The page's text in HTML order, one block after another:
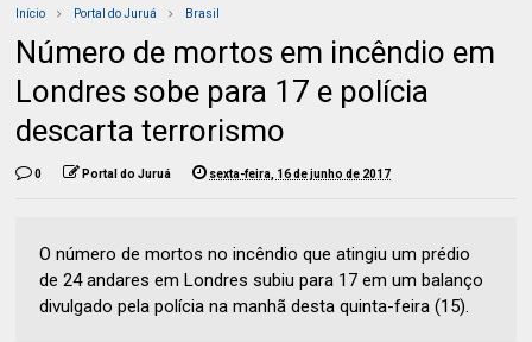
Início Portal do Juruá Brasil
Número de mortos em incêndio em
Londres sobe para 17 e polícia
descarta terrorismo
0 Portal do Juruá sexta-feira, 16 de junho de 2017
O número de mortos no incêndio que atingiu um prédio
de 24 andares em Londres subiu para 17 em um balanço
divulgado pela polícia na manhã desta quinta-feira (15).